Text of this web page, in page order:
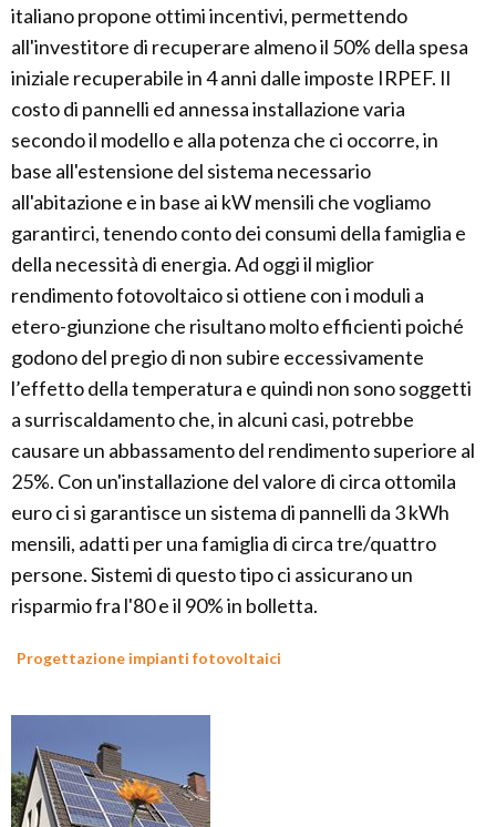
italiano propone ottimi incentivi, permettendo
all'investitore di recuperare almeno il 50% della spesa
iniziale recuperabile in 4 anni dalle imposte IRPEF. Il
costo di pannelli ed annessa installazione varia
secondo il modello e alla potenza che ci occorre, in
base all'estensione del sistema necessario
all'abitazione e in base ai kW mensili che vogliamo
garantirci, tenendo conto dei consumi della famiglia e
della necessità di energia. Ad oggi il miglior
rendimento fotovoltaico si ottiene con i moduli a
etero-giunzione che risultano molto efficienti poiché
godono del pregio di non subire eccessivamente
l’effetto della temperatura e quindi non sono soggetti
a surriscaldamento che, in alcuni casi, potrebbe
causare un abbassamento del rendimento superiore al
25%. Con un'installazione del valore di circa ottomila
euro ci si garantisce un sistema di pannelli da 3 kWh
mensili, adatti per una famiglia di circa tre/quattro
persone. Sistemi di questo tipo ci assicurano un
risparmio fra l'80 e il 90% in bolletta.
Progettazione impianti fotovoltaici